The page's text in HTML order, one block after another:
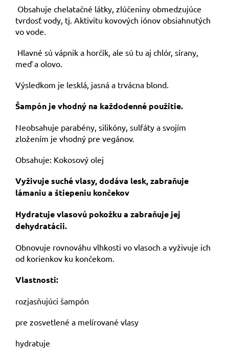
Obsahuje chelatačné látky, zlúčeniny obmedzujúce
tvrdosť vody, tj. Aktivitu kovových iónov obsiahnutých
vo vode.
Hlavné sú vápnik a horčík, ale sú tu aj chlór, sírany,
meď a olovo.
Výsledkom je lesklá, jasná a trvácna blond.
Šampón je vhodný na každodenné použitie.
Neobsahuje parabény, silikóny, sulfáty a svojím
zložením je vhodný pre vegánov.
Obsahuje: Kokosový olej
Vyživuje suché vlasy, dodáva lesk, zabraňuje
lámaniu a štiepeniu končekov
Hydratuje vlasovú pokožku a zabraňuje jej
dehydratácii.
Obnovuje rovnováhu vlhkosti vo vlasoch a vyživuje ich
od korienkov ku končekom.
Vlastnosti:
rozjasňujúci šampón
pre zosvetlené a melírované vlasy
hydratuje